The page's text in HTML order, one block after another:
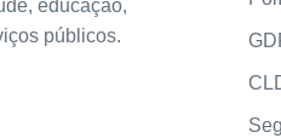
educação,
públicos.